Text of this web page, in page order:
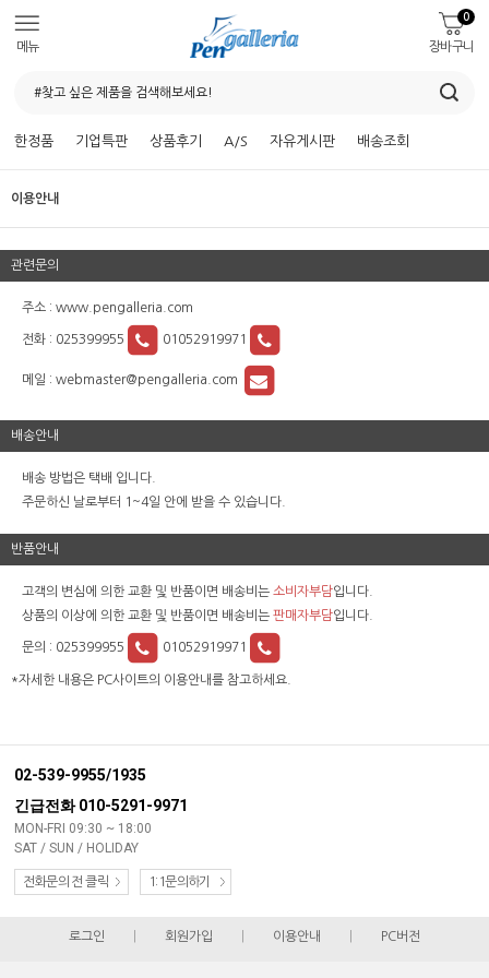
메뉴 장바구니
0
한정품 기업특판 상품후기 A/S 자유게시판 배송조회
이용안내
관련문의
주소 : www.pengalleria.com
전화 : 025399955 01052919971
메일 : webmaster@pengalleria.com
배송안내
배송 방법은 택배 입니다.
주문하신 날로부터 1~4일 안에 받을 수 있습니다.
반품안내
고객의 변심에 의한 교환 및 반품이면 배송비는 소비자부담입니다.
상품의 이상에 의한 교환 및 반품이면 배송비는 판매자부담입니다.
문의 : 025399955 01052919971
*자세한 내용은 PC사이트의 이용안내를 참고하세요.
02-539-9955/1935
긴급전화 010-5291-9971
MON-FRI 09:30 ~ 18:00
SAT / SUN / HOLIDAY
전화문의 전 클릭 1:1문의하기
로그인 회원가입 이용안내 PC버전